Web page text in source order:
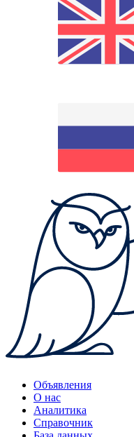
Объявления
О нас
Аналитика
Справочник